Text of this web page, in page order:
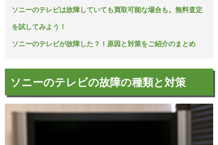
ソニーのテレビは故障していても買取可能な場合も。無料査定
を試してみよう！
ソニーのテレビが故障した？！原因と対策をご紹介のまとめ
ソニーのテレビの故障の種類と対策